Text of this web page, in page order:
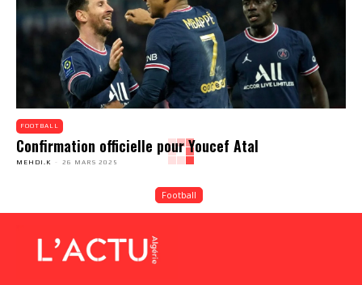
FOOTBALL
Confirmation officielle pour Youcef Atal
MEHDI.K - 26 MARS 2025
Football